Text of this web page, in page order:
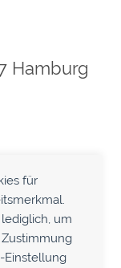
für
um
Einstellung
Hamburg